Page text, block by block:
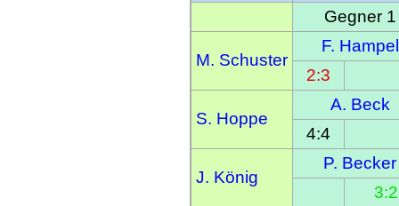
Gegner 1
M. Schuster
F. Hampel
2:3
S. Hoppe
A. Beck
4:4
J. König
P. Becker
3:2